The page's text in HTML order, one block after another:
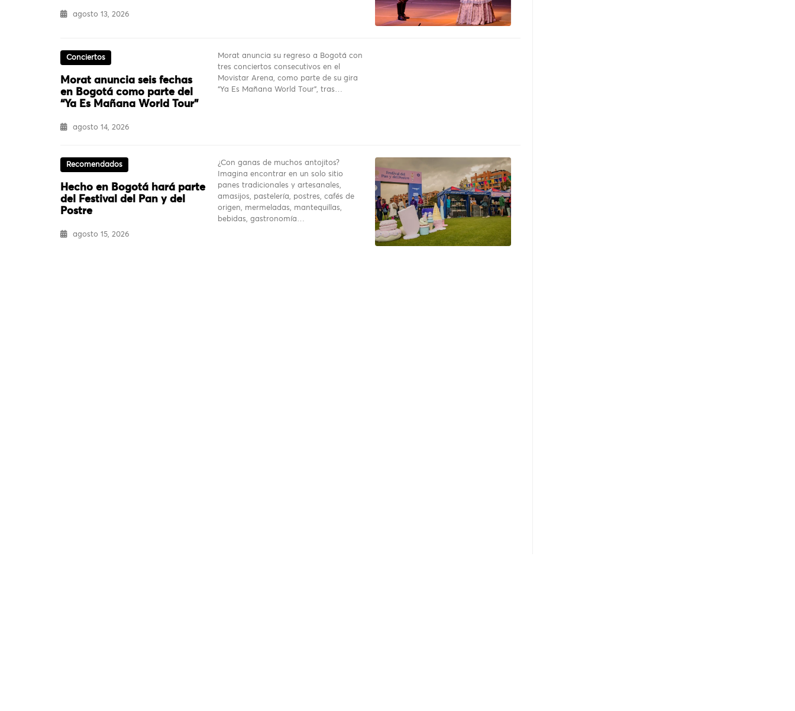
agosto 13, 2026
Conciertos
Morat anuncia seis fechas
en Bogotá como parte del
“Ya Es Mañana World Tour”
agosto 14, 2026
Morat anuncia su regreso a Bogotá con
tres conciertos consecutivos en el
Movistar Arena, como parte de su gira
“Ya Es Mañana World Tour”, tras…
Recomendados
Hecho en Bogotá hará parte
del Festival del Pan y del
Postre
agosto 15, 2026
¿Con ganas de muchos antojitos?
Imagina encontrar en un solo sitio
panes tradicionales y artesanales,
amasijos, pastelería, postres, cafés de
origen, mermeladas, mantequillas,
bebidas, gastronomía…